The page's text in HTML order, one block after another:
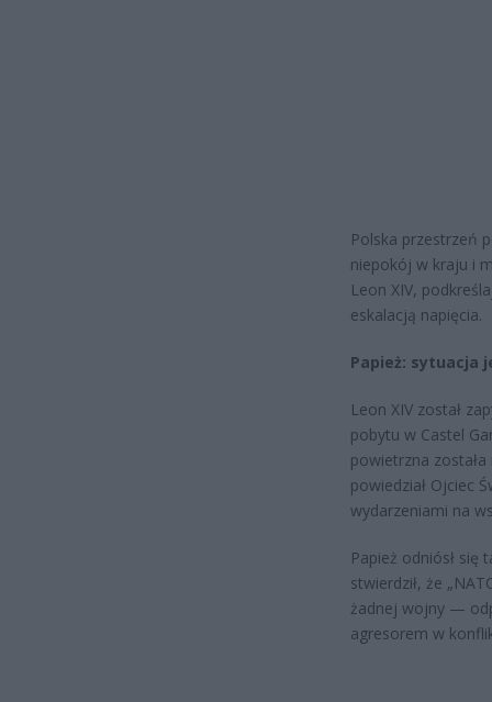
Polska przestrzeń
niepokój w kraju i
Leon XIV,
eskalacją napięcia.
Papież: sytuacja
Leon XIV został
pobytu w Castel
powietrzna
powiedział Ojciec
wydarzeniami na
Papież odniósł
stwierdził, że
żadnej wojny —
agresorem w